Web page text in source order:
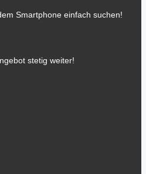
Smartphone einfach suchen!
stetig weiter!